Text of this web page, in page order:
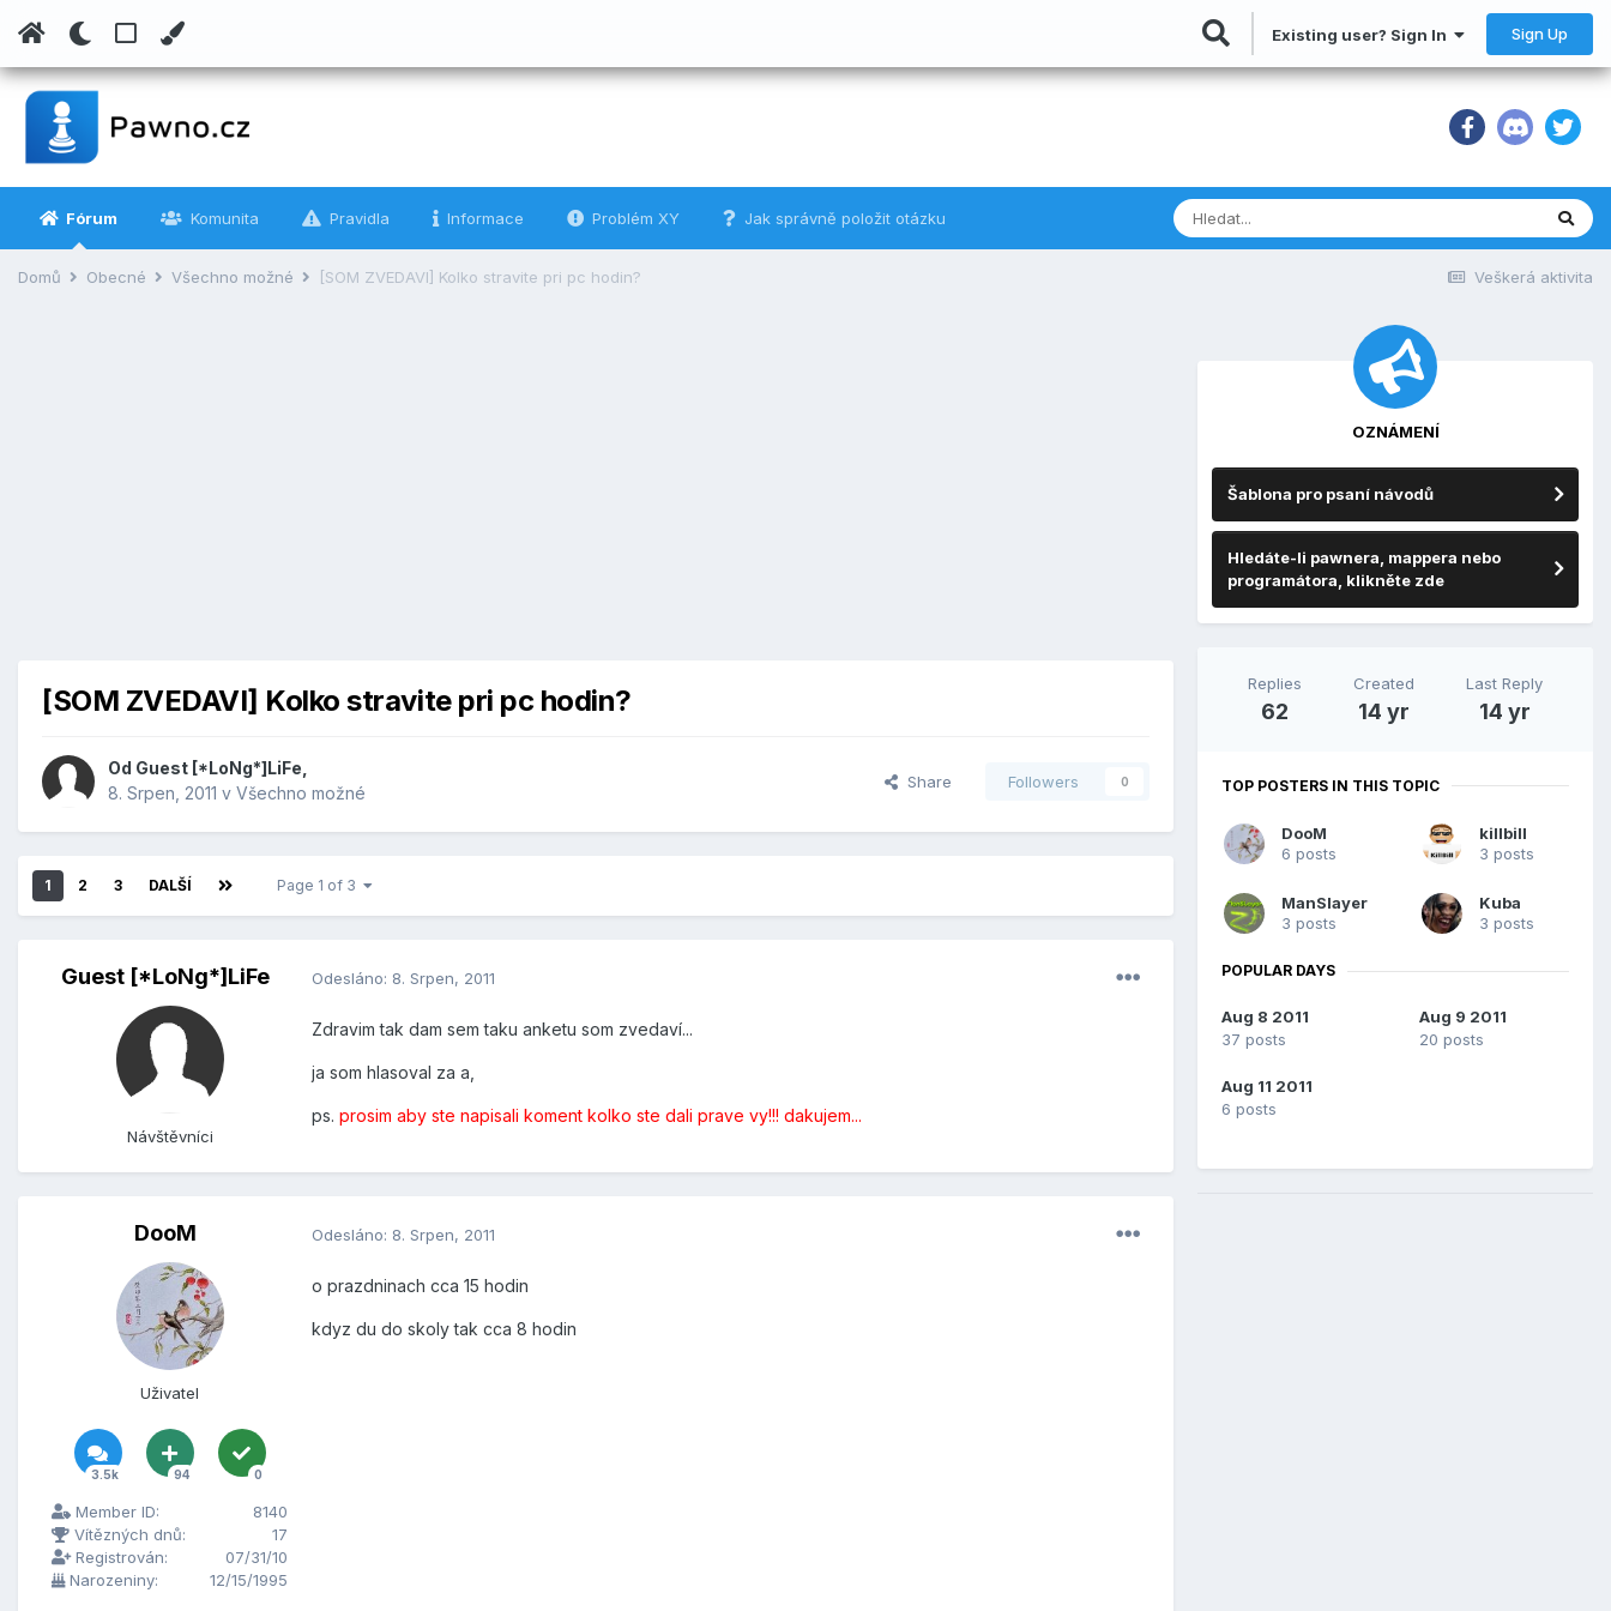
Existing user? Sign In Sign Up
Fórum Komunita Pravidla Informace Problém XY Jak správně položit otázku
Veškerá aktivita
Domů Obecné Všechno možné [SOM ZVEDAVI] Kolko stravite pri pc hodin?
[SOM ZVEDAVI] Kolko stravite pri pc hodin?
Od Guest [*LoNg*]LiFe,
8. Srpen, 2011 v Všechno možné
Share Followers 0
1 2 3 DALŠÍ Page 1 of 3
Guest [*LoNg*]LiFe
Návštěvníci
Odesláno: 8. Srpen, 2011
Zdravim tak dam sem taku anketu som zvedaví...
ja som hlasoval za a,
ps. prosim aby ste napisali koment kolko ste dali prave vy!!! dakujem...
DooM
Uživatel
3.5k 94 0
Member ID:
8140
Vítězných dnů:
17
Registrován:
07/31/10
Narozeniny:
12/15/1995
Odesláno: 8. Srpen, 2011
o prazdninach cca 15 hodin
kdyz du do skoly tak cca 8 hodin
OZNÁMENÍ
Šablona pro psaní návodů
Hledáte-li pawnera, mappera nebo
programátora, klikněte zde
Replies
62
Created
14 yr
Last Reply
14 yr
TOP POSTERS IN THIS TOPIC
DooM
6 posts
killbill
3 posts
ManSlayer
3 posts
Kuba
3 posts
POPULAR DAYS
Aug 8 2011
37 posts
Aug 9 2011
20 posts
Aug 11 2011
6 posts